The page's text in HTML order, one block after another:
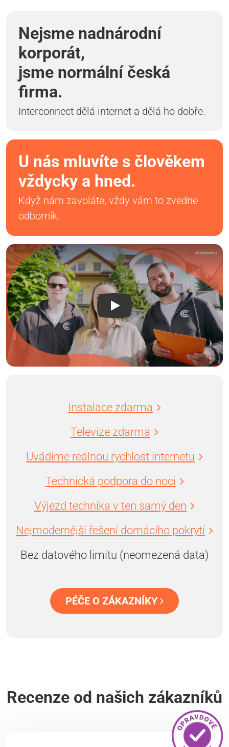
Nejsme nadnárodní
korporát,
jsme normální česká
firma.
Interconnect dělá internet a dělá ho dobře.
U nás mluvíte s člověkem
vždycky a hned.
Když nám zavoláte, vždy vám to zvedne
odborník.
Instalace zdarma
Televize zdarma
Uvádíme reálnou rychlost internetu
Technická podpora do noci
Výjezd technika v ten samý den
Nejmodernější řešení domácího pokrytí
Bez datového limitu (neomezená data)
PÉČE O ZÁKAZNÍKY
Recenze od našich zákazníků